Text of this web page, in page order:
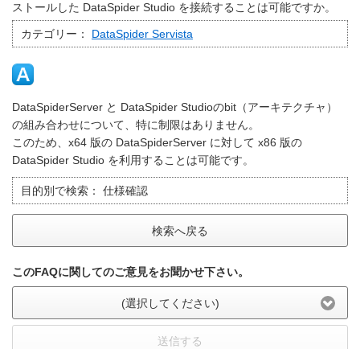
ストールした DataSpider Studio を接続することは可能ですか。
カテゴリー： DataSpider Servista
DataSpiderServer と DataSpider Studioのbit（アーキテクチャ）
の組み合わせについて、特に制限はありません。
このため、x64 版の DataSpiderServer に対して x86 版の
DataSpider Studio を利用することは可能です。
目的別で検索： 仕様確認
検索へ戻る
このFAQに関してのご意見をお聞かせ下さい。
(選択してください)
送信する